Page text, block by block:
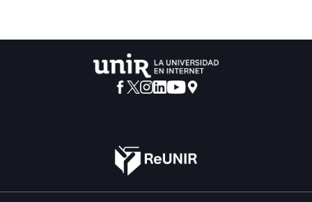
que reina en un ambiente
de crisis económica mundial.